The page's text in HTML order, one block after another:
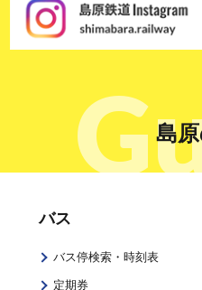
島
バス
バス停検索・時刻表
定期券